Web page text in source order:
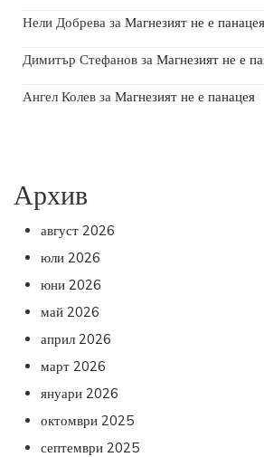
Нели Добрева за Магнезият не е панацея
Димитър Стефанов за Магнезият не е
Ангел Колев за Магнезият не е панацея
Архив
август 2026
юли 2026
юни 2026
май 2026
април 2026
март 2026
януари 2026
октомври 2025
септември 2025